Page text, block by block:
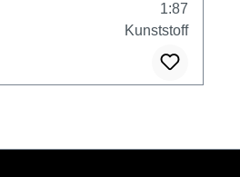
1:87
Kunststoff